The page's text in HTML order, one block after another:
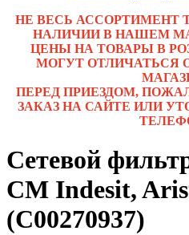
НЕ ВЕСЬ АССОРТИМЕНТ
НАЛИЧИИ В НАШЕМ
ЦЕНЫ НА ТОВАРЫ В
МОГУТ ОТЛИЧАТЬСЯ
ПЕРЕД ПРИЕЗДОМ,
ЗАКАЗ НА САЙТЕ ИЛИ
Сетевой
СМ Indesit,
(C00270937)